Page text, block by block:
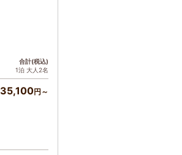
合計(税込)
1泊 大人2名
35,100円～